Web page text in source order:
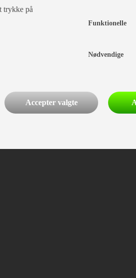
trykke på
Funktionelle
Nødvendige
Accepter valgte